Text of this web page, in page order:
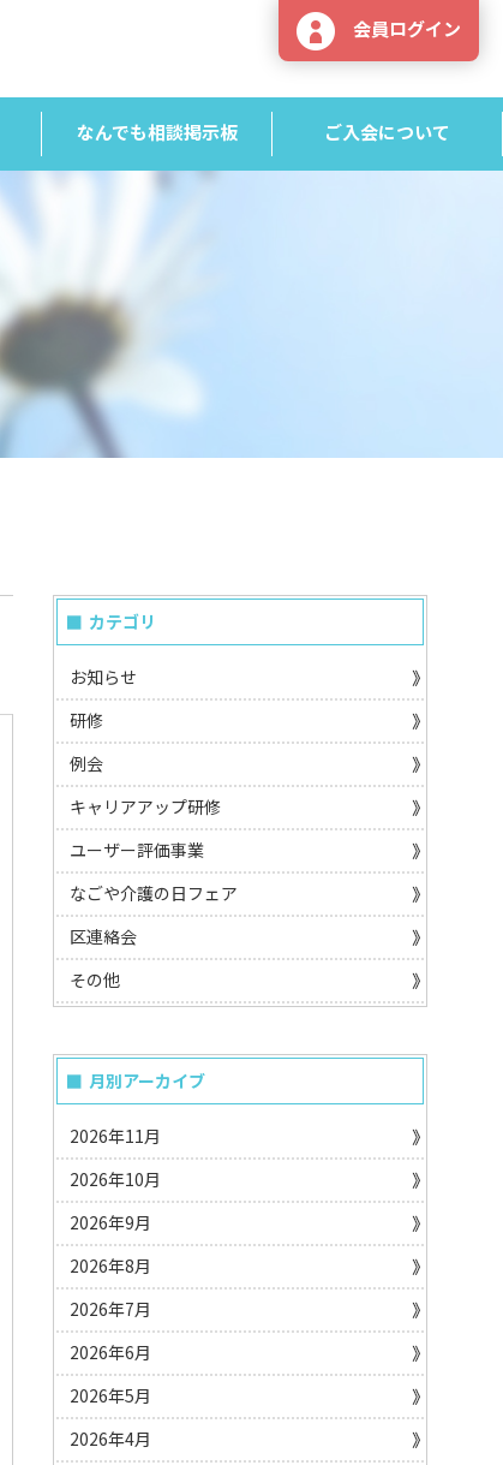
会員ログイン
なんでも相談掲示板 ご入会について
カテゴリ
お知らせ
研修
例会
キャリアアップ研修
ユーザー評価事業
なごや介護の日フェア
区連絡会
その他
月別アーカイブ
2026年11月
2026年10月
2026年9月
2026年8月
2026年7月
2026年6月
2026年5月
2026年4月